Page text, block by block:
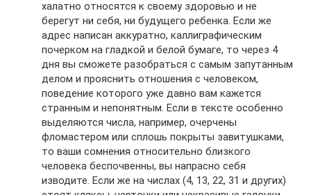
халатно относятся к своему здоровью и не
берегут ни себя, ни будущего ребенка. Если же
адрес написан аккуратно, каллиграфическим
почерком на гладкой и белой бумаге, то через 4
дня вы сможете разобраться с самым запутанным
делом и прояснить отношения с человеком,
поведение которого уже давно вам кажется
странным и непонятным. Если в тексте особенно
выделяются числа, например, очерчены
фломастером или сплошь покрыты завитушками,
то ваши сомнения относительно близкого
человека беспочвенны, вы напрасно себя
изводите. Если же на числах (4, 13, 22, 31 и других)